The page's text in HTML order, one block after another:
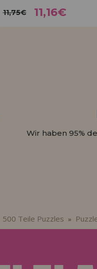
11,75€ 11,16€
Wir haben 95%
500 Teile Puzzles »